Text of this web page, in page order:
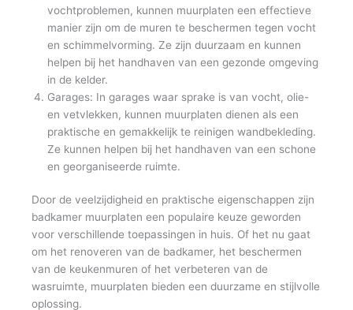
vochtproblemen, kunnen muurplaten een effectieve
manier zijn om de muren te beschermen tegen vocht
en schimmelvorming. Ze zijn duurzaam en kunnen
helpen bij het handhaven van een gezonde omgeving
in de kelder.
Garages: In garages waar sprake is van vocht, olie-
en vetvlekken, kunnen muurplaten dienen als een
praktische en gemakkelijk te reinigen wandbekleding.
Ze kunnen helpen bij het handhaven van een schone
en georganiseerde ruimte.
Door de veelzijdigheid en praktische eigenschappen zijn
badkamer muurplaten een populaire keuze geworden
voor verschillende toepassingen in huis. Of het nu gaat
om het renoveren van de badkamer, het beschermen
van de keukenmuren of het verbeteren van de
wasruimte, muurplaten bieden een duurzame en stijlvolle
oplossing.